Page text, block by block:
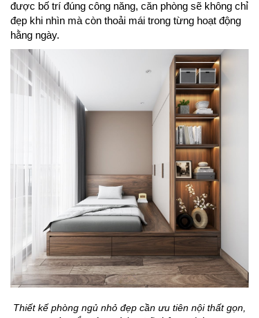
được bố trí đúng công năng, căn phòng sẽ không chỉ
đẹp khi nhìn mà còn thoải mái trong từng hoạt động
hằng ngày.
Thiết kế phòng ngủ nhỏ đẹp cần ưu tiên nội thất gọn,